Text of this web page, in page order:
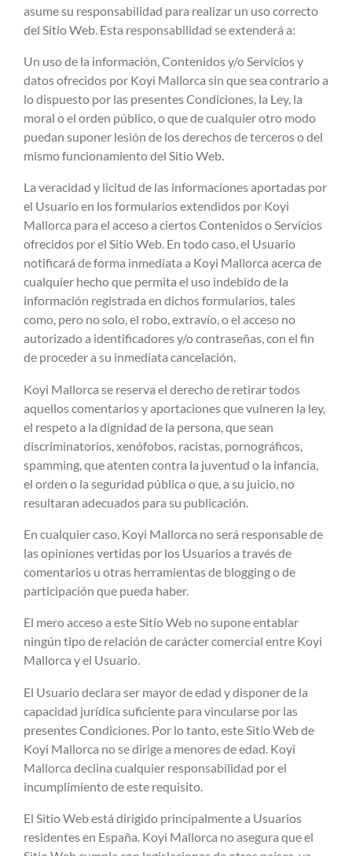
asume su responsabilidad para realizar un uso correcto
del Sitio Web. Esta responsabilidad se extenderá a:
Un uso de la información, Contenidos y/o Servicios y
datos ofrecidos por Koyi Mallorca sin que sea contrario a
lo dispuesto por las presentes Condiciones, la Ley, la
moral o el orden público, o que de cualquier otro modo
puedan suponer lesión de los derechos de terceros o del
mismo funcionamiento del Sitio Web.
La veracidad y licitud de las informaciones aportadas por
el Usuario en los formularios extendidos por Koyi
Mallorca para el acceso a ciertos Contenidos o Servicios
ofrecidos por el Sitio Web. En todo caso, el Usuario
notificará de forma inmediata a Koyi Mallorca acerca de
cualquier hecho que permita el uso indebido de la
información registrada en dichos formularios, tales
como, pero no solo, el robo, extravío, o el acceso no
autorizado a identificadores y/o contraseñas, con el fin
de proceder a su inmediata cancelación.
Koyi Mallorca se reserva el derecho de retirar todos
aquellos comentarios y aportaciones que vulneren la ley,
el respeto a la dignidad de la persona, que sean
discriminatorios, xenófobos, racistas, pornográficos,
spamming, que atenten contra la juventud o la infancia,
el orden o la seguridad pública o que, a su juicio, no
resultaran adecuados para su publicación.
En cualquier caso, Koyi Mallorca no será responsable de
las opiniones vertidas por los Usuarios a través de
comentarios u otras herramientas de blogging o de
participación que pueda haber.
El mero acceso a este Sitio Web no supone entablar
ningún tipo de relación de carácter comercial entre Koyi
Mallorca y el Usuario.
El Usuario declara ser mayor de edad y disponer de la
capacidad jurídica suficiente para vincularse por las
presentes Condiciones. Por lo tanto, este Sitio Web de
Koyi Mallorca no se dirige a menores de edad. Koyi
Mallorca declina cualquier responsabilidad por el
incumplimiento de este requisito.
El Sitio Web está dirigido principalmente a Usuarios
residentes en España. Koyi Mallorca no asegura que el